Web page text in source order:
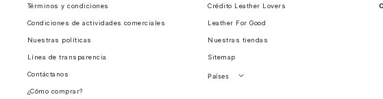
Términos y condiciones
Condiciones de actividades comerciales
Nuestras políticas
Línea de transparencia
Contáctanos
¿Cómo comprar?
Crédito Leather Lovers
Leather For Good
Nuestras tiendas
Sitemap
Países